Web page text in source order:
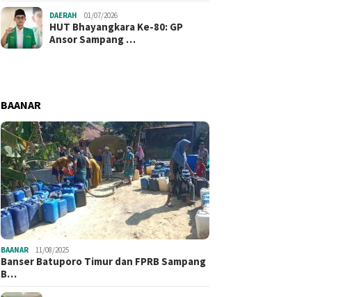
DAERAH 01/07/2026
HUT Bhayangkara Ke-80: GP
Ansor Sampang …
BAANAR
BAANAR 11/08/2025
Banser Batuporo Timur dan FPRB Sampang
B…